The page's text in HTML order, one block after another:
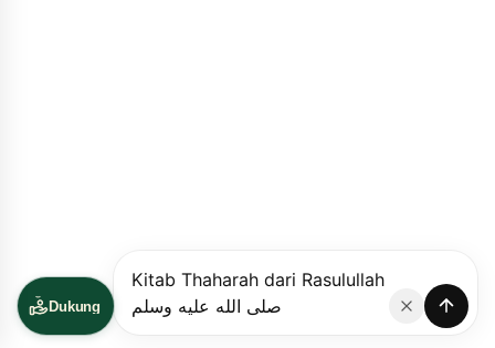
Dukung